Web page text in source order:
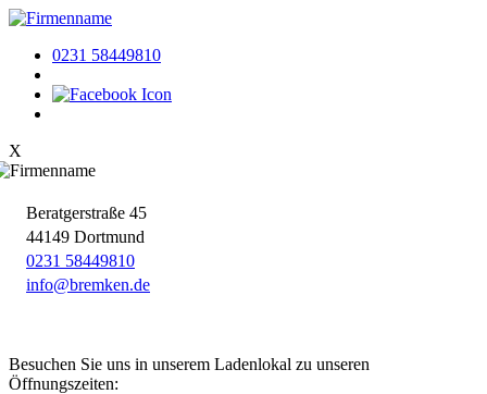
0231 58449810
X
Beratgerstraße 45
44149 Dortmund
0231 58449810
info@bremken.de
Besuchen Sie uns in unserem Ladenlokal zu unseren
Öffnungszeiten: